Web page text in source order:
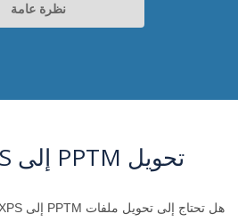
نظرة عامة
تحويل PPTM إلى XPS في Python
هل تحتاج إلى تحويل ملفات PPTM إلى XPS برمجيًا؟ باستخدام